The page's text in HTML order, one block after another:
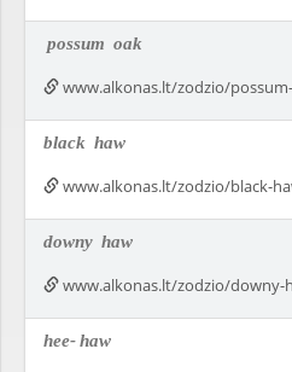
possum oak
www.alkonas.lt/zodzio/
black haw
www.alkonas.lt/zodzio/black-
downy haw
www.alkonas.lt/zodzio/downy-
hee-haw